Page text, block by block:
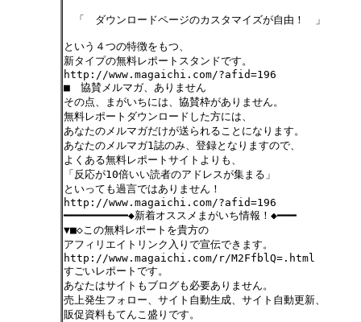
「 ダウンロードページのカスタマイズが自由！ 」
という４つの特徴をもつ、
新タイプの無料レポートスタンドです。
http://www.magaichi.com/?afid=196
■ 協賛メルマガ、ありません
その点、まがいちには、協賛枠がありません。
無料レポートダウンロードした方には、
あなたのメルマガだけが送られることになります。
あなたのメルマガ1誌のみ、登録となりますので、
よくある無料レポートサイトよりも、
「反応が10倍いい読者のアドレスが集まる」
といっても過言ではありません！
http://www.magaichi.com/?afid=196
━━━━━━━━━━◆新着オススメまがいち情報！◆━━━
▼■◇この無料レポートを貴方の
アフィリエイトリンク入りで宣伝できます。
http://www.magaichi.com/r/M2FfblQ=.html
すごいレポートです。
あなたはサイトもブログも必要ありません。
売上発生フォロー、サイト自動生成、サイト自動更新、
販促資料もてんこ盛りです。